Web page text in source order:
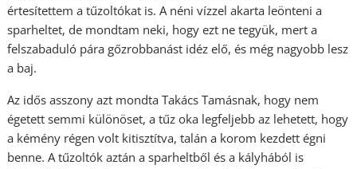
értesítettem a tűzoltókat is. A néni vízzel akarta leönteni a
sparheltet, de mondtam neki, hogy ezt ne tegyük, mert a
felszabaduló pára gőzrobbanást idéz elő, és még nagyobb lesz
a baj.
Az idős asszony azt mondta Takács Tamásnak, hogy nem
égetett semmi különöset, a tűz oka legfeljebb az lehetett, hogy
a kémény régen volt kitisztítva, talán a korom kezdett égni
benne. A tűzoltók aztán a sparheltből és a kályhából is